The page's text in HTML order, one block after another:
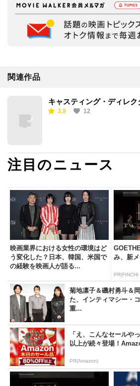
関連作品
キャスティング・ディレ
を変えた女性
3.9 12
注目のニュース
映画業界における女性の環境はど
う変化した？日本、韓国、米国で
の経験を映画人が語る...
み、新
菊地凛子＆磯村勇斗＆
た、インティマシー・
重...
「え、こんなセールや
以上が続々登場！
PR(Amazon)